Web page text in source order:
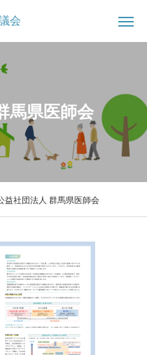
会
馬県医師会
益社団法人 群馬県医師会
会
お問合せ
て